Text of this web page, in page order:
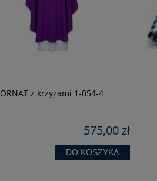
ORNAT z krzyżami 1-054-4
575,00 zł
DO KOSZYKA